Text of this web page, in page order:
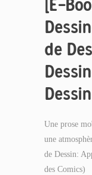
[E-
de
Une prose
une
de Dessin:
des Comics)